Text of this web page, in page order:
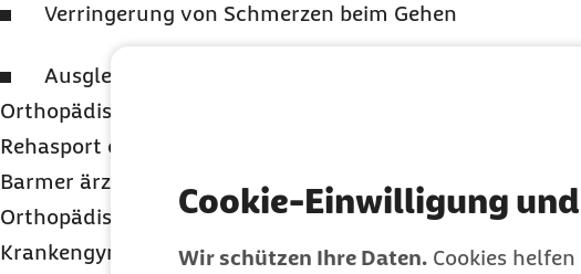
Cookie-Einwilligung
Wir schützen Ihre Daten. Cookies
Verringerung von Schmerzen beim Gehen
Ausgleich von Beinlängenunterschieden
Orthopädische Sportschuhe können in Betracht kommen,
Rehasport oder eine stationäre oder ambulante Reha zu
Barmer ärztlich verordnet wurden.
Orthopädische Badeschuhe können in Betracht kommen,
Krankengymnastik im Bewegungsbad oder